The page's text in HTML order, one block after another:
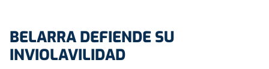
BELARRA DEFIENDE SU
INVIOLAVILIDAD